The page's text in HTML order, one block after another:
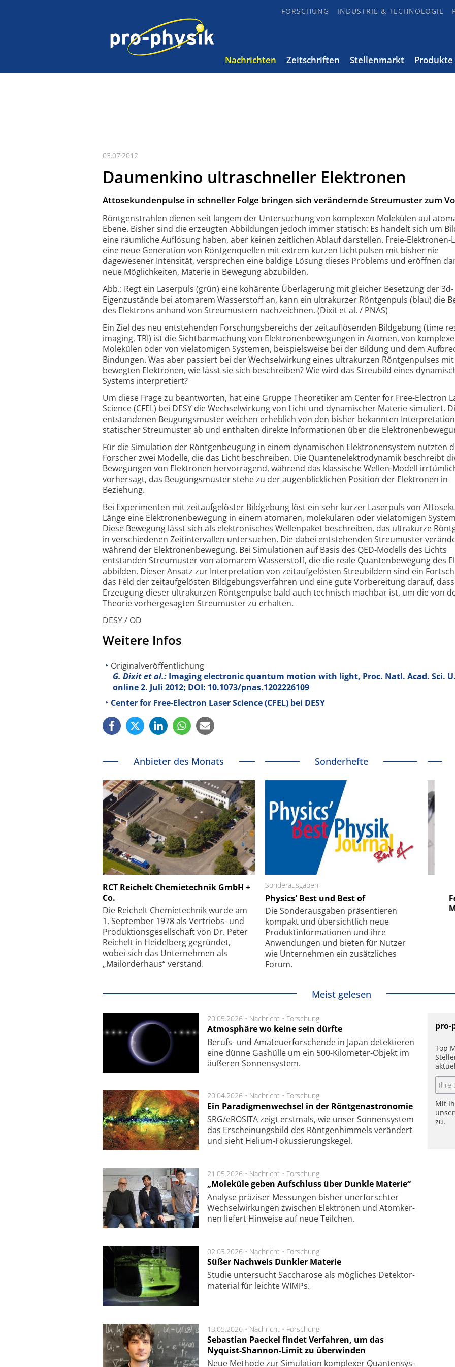
FORSCHUNG INDUSTRIE & TECHNOLOGIE
Nachrichten Zeitschriften Stellenmarkt Produkte
03.07.2012
Daumenkino ultraschneller Elektronen
Attosekundenpulse in schneller Folge bringen sich verändernde Streumuster zum
Röntgenstrahlen dienen seit langem der Untersuchung von komplexen Molekülen auf
Ebene. Bisher sind die erzeugten Abbildungen jedoch immer statisch: Es handelt sich um
eine räumliche Auflösung haben, aber keinen zeitlichen Ablauf darstellen. Freie-Elektronen-
eine neue Generation von Röntgenquellen mit extrem kurzen Lichtpulsen mit bisher nie
dagewesener Intensität, versprechen eine baldige Lösung dieses Problems und eröffnen
neue Möglichkeiten, Materie in Bewegung abzubilden.
Abb.: Regt ein Laserpuls (grün) eine kohärente Überlagerung mit gleicher Besetzung der
Eigenzustände bei atomarem Wasserstoff an, kann ein ultrakurzer Röntgenpuls (blau) die
des Elektrons anhand von Streumustern nachzeichnen. (Dixit et al. / PNAS)
Ein Ziel des neu entstehenden Forschungsbereichs der zeitauflösenden Bildgebung (time
imaging, TRI) ist die Sichtbarmachung von Elektronenbewegungen in Atomen, von
Molekülen oder von vielatomigen Systemen, beispielsweise bei der Bildung und dem
Bindungen. Was aber passiert bei der Wechselwirkung eines ultrakurzen Röntgenpulses mit
bewegten Elektronen, wie lässt sie sich beschreiben? Wie wird das Streubild eines
Systems interpretiert?
Um diese Frage zu beantworten, hat eine Gruppe Theoretiker am Center for Free-Electron
Science (CFEL) bei DESY die Wechselwirkung von Licht und dynamischer Materie simuliert.
entstandenen Beugungsmuster weichen erheblich von den bisher bekannten
statischer Streumuster ab und enthalten direkte Informationen über die
Für die Simulation der Röntgenbeugung in einem dynamischen Elektronensystem nutzten
Forscher zwei Modelle, die das Licht beschreiben. Die Quantenelektrodynamik beschreibt
Bewegungen von Elektronen hervorragend, während das klassische Wellen-Modell
vorhersagt, das Beugungsmuster stehe zu der augenblicklichen Position der Elektronen in
Beziehung.
Bei Experimenten mit zeitaufgelöster Bildgebung löst ein sehr kurzer Laserpuls von
Länge eine Elektronenbewegung in einem atomaren, molekularen oder vielatomigen
Diese Bewegung lässt sich als elektronisches Wellenpaket beschreiben, das ultrakurze
in verschiedenen Zeitintervallen untersuchen. Die dabei entstehenden Streumuster
während der Elektronenbewegung. Bei Simulationen auf Basis des QED-Modells des Lichts
entstanden Streumuster von atomarem Wasserstoff, die die reale Quantenbewegung des
abbilden. Dieser Ansatz zur Interpretation von zeitaufgelösten Streubildern sind ein
das Feld der zeitaufgelösten Bildgebungsverfahren und eine gute Vorbereitung darauf,
Erzeugung dieser ultrakurzen Röntgenpulse bald auch technisch machbar ist, um die von
Theorie vorhergesagten Streumuster zu erhalten.
DESY / OD
Weitere Infos
Originalveröffentlichung
G. Dixit et al.: Imaging electronic quantum motion with light, Proc. Natl. Acad. Sci.
online 2. Juli 2012; DOI: 10.1073/pnas.1202226109
Center for Free-Electron Laser Science (CFEL) bei DESY
Anbieter des Monats
RCT Reichelt Chemietechnik GmbH +
Co.
Die Reichelt Chemietechnik wurde am
1. September 1978 als Vertriebs- und
Produktionsgesellschaft von Dr. Peter
Reichelt in Heidelberg gegründet,
wobei sich das Unternehmen als
„Mailorderhaus“ verstand.
Sonderhefte
Sonderausgaben
Physics' Best und Best of
Die Sonder­ausgaben präsentieren
kompakt und übersichtlich neue
Produkt­informationen und ihre
Anwendungen und bieten für Nutzer
wie Unternehmen ein zusätzliches
Forum.
Schäfter + Kirchhoff GmbH
Feinfokussierungsmechanismus
Elektronenmikroskopie auf
kleinstem Raum
Meist gelesen
20.05.2026 • Nachricht • Forschung
Atmosphäre wo keine sein dürfte
Berufs- und Ama­teuer­for­schen­de in Japan de­tek­tie­ren
eine dün­ne Gas­hül­le um ein 500-Kilo­meter-Objekt im
äu­ße­ren Son­nen­sys­tem.
20.04.2026 • Nachricht • Forschung
Ein Paradigmenwechsel in der Röntgenastronomie
SRG/eROSITA zeigt erst­mals, wie unser Son­nen­sys­tem
das Er­schei­nungs­bild des Rönt­gen­him­mels ver­än­dert
und sieht Helium-Fokus­sie­rungs­ke­gel.
21.05.2026 • Nachricht • Forschung
„Moleküle geben Aufschluss über Dunkle Materie“
Analyse prä­zi­ser Mes­sung­en bis­her un­er­for­schter
Wech­sel­wir­kung­en zwi­schen Elek­tro­nen und Atom­ker­
nen lie­fert Hin­wei­se auf neue Teil­chen.
02.03.2026 • Nachricht • Forschung
Süßer Nachweis Dunkler Materie
Studie unter­sucht Saccha­ro­se als mög­li­ches De­tek­tor­
ma­te­rial für leich­te WIMPs.
13.05.2026 • Nachricht • Forschung
Sebastian Paeckel findet Verfahren, um das
Nyquist-Shannon-Limit zu überwinden
Neue Methode zur Simu­la­tion kom­ple­xer Quan­ten­sys­
pro-
Top
Mit
zu.